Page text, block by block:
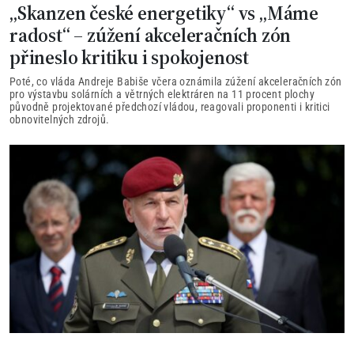
„Skanzen české energetiky“ vs „Máme
radost“ – zúžení akceleračních zón
přineslo kritiku i spokojenost
Poté, co vláda Andreje Babiše včera oznámila zúžení akceleračních zón
pro výstavbu solárních a větrných elektráren na 11 procent plochy
původně projektované předchozí vládou, reagovali proponenti i kritici
obnovitelných zdrojů.